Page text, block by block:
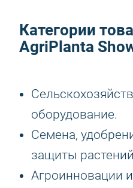
Категории
AgriPlanta
оборудование.
Семена,
защиты
Агроинновации